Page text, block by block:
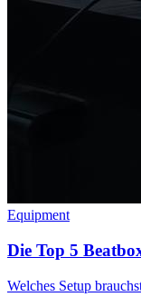
Equipment
Die Top 5
Welches Setup